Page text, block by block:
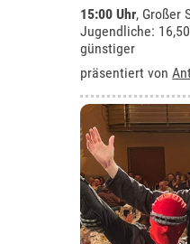
15:00 Uhr, Großer
Jugendliche:
günstiger
präsentiert von